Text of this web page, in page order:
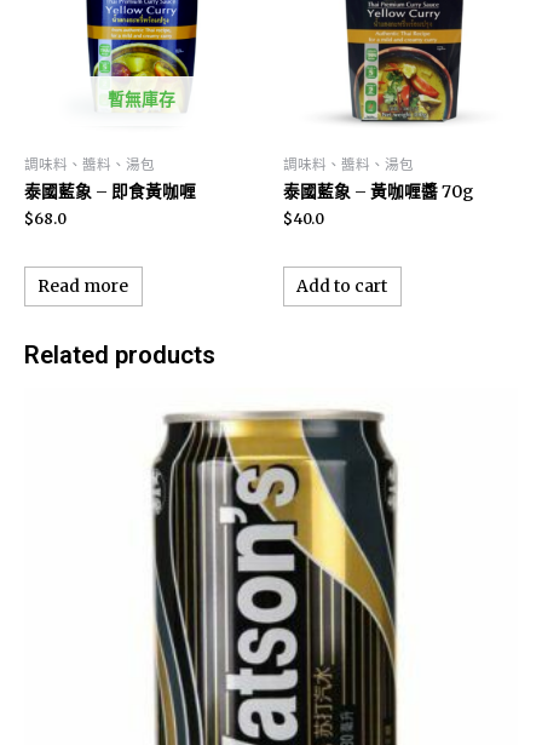
暫無庫存
調味料、醬料、湯包
泰國藍象 – 即食黃咖喱
$68.0
Read more
調味料、醬料、湯包
泰國藍象 – 黃咖喱醬 70g
$40.0
Add to cart
Related products